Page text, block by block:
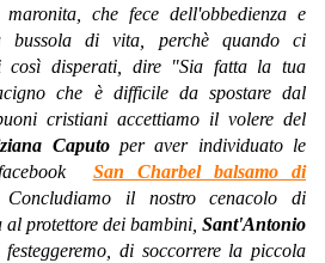
che fece dell'obbedienza e
bussola di vita, perchè quando ci
così disperati, dire "Sia fatta la tua
che è difficile da spostare dal
cristiani accettiamo il volere del
Caputoper aver individuato le
San Charbel balsamo di
Concludiamo il nostro cenacolo di
protettore dei bambini, Sant'Antonio
di soccorrere la piccola